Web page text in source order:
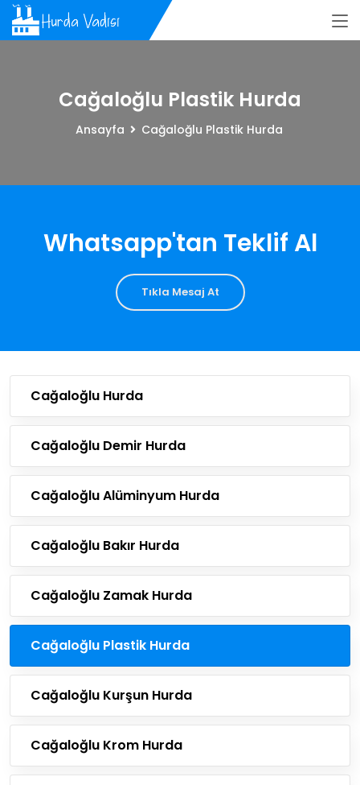
Cağaloğlu Plastik Hurda
Ansayfa Cağaloğlu Plastik Hurda
Whatsapp'tan Teklif Al
Tıkla Mesaj At
Cağaloğlu Hurda
Cağaloğlu Demir Hurda
Cağaloğlu Alüminyum Hurda
Cağaloğlu Bakır Hurda
Cağaloğlu Zamak Hurda
Cağaloğlu Plastik Hurda
Cağaloğlu Kurşun Hurda
Cağaloğlu Krom Hurda